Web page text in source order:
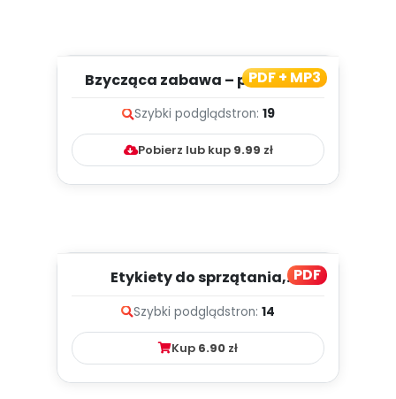
PDF + MP3
Bzycząca zabawa – piosenka,
Szybki podglądstron: 19
Pobierz lub kup 9.99 zł
PDF
Etykiety do sprzątania,
Szybki podglądstron: 14
Kup 6.90 zł